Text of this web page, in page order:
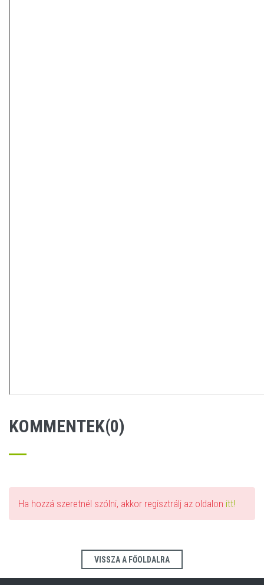
KOMMENTEK(0)
Ha hozzá szeretnél szólni, akkor regisztrálj az oldalon itt!
VISSZA A FŐOLDALRA